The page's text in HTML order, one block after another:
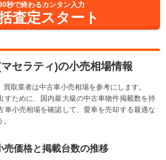
秒で終わるカンタン入力
査定スタート
セラティ)の小売相場情報
取業者は中古車小売相場を参考にします。
すために、国内最大級の中古車物件掲載数を持
車小売相場を確認して、愛車を売却する最適な
売価格と掲載台数の推移